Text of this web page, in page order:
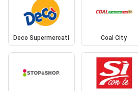
Deco Supermercati Coal City